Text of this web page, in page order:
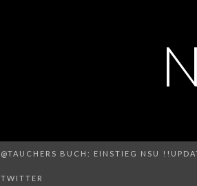
@TAUCHERS BUCH: EINSTIEG NSU
TWITTER